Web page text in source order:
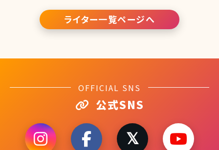
ライター一覧ページへ
OFFICIAL SNS
公式SNS